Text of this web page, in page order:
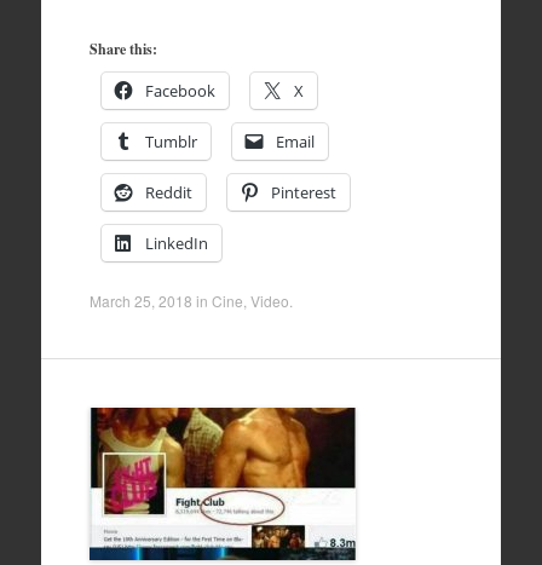
Share this:
Facebook X
Tumblr Email
Reddit Pinterest
LinkedIn
March 25, 2018 in Cine Video